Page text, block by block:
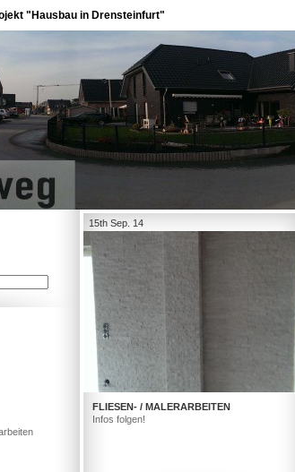
"Hausbau in Drensteinfurt"
15th Sep. 14
FLIESEN- / MALERARBEITEN
Infos folgen!